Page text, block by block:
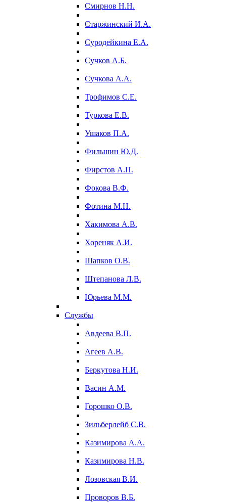
Смирнов Н.Н.
Старжинский И.А.
Суродейкина Е.А.
Сучков А.Б.
Сучкова А.А.
Трофимов С.Е.
Туркова Е.В.
Ушаков П.А.
Фильшин Ю.Д.
Фирстов А.П.
Фокова В.Ф.
Фотина М.Н.
Хакимова А.В.
Хореняк А.И.
Шапков О.В.
Штепанова Л.В.
Юрьева М.М.
Службы
Авдеева В.П.
Агеев А.В.
Беркутова Н.И.
Васин А.М.
Горошко О.В.
Зильберлейб С.В.
Казимирова А.А.
Казимирова Н.В.
Лозовская В.И.
Проворов В.Б.